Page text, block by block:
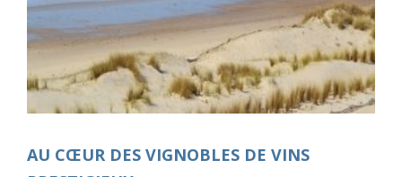
AU CŒUR DES VIGNOBLES DE VINS